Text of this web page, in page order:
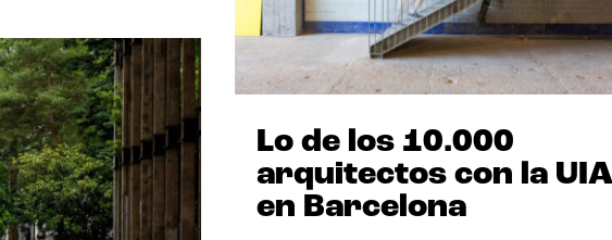
Lo de los 10.000
arquitectos con la UIA
en Barcelona